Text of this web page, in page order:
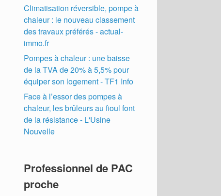
Climatisation réversible, pompe à
chaleur : le nouveau classement
des travaux préférés - actual-
immo.fr
Pompes à chaleur : une baisse
de la TVA de 20% à 5,5% pour
équiper son logement - TF1 Info
Face à l’essor des pompes à
chaleur, les brûleurs au fioul font
de la résistance - L'Usine
Nouvelle
Professionnel de PAC
proche